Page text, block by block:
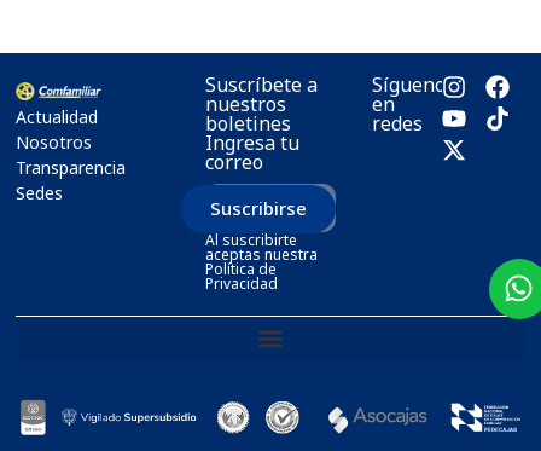
Actualidad
Nosotros
Transparencia
Sedes
Suscríbete a
nuestros
boletines
Ingresa tu
correo
Suscribirse
Al suscribirte
aceptas nuestra
Política de
Privacidad
Síguenos
en
redes